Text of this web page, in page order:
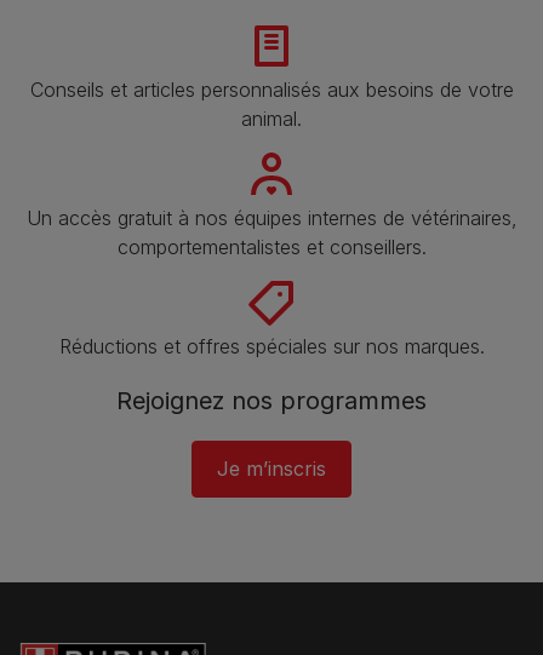
Conseils et articles personnalisés aux besoins de votre
animal​.
Un accès gratuit à nos équipes internes de vétérinaires,
comportementalistes et conseillers.
Réductions et offres spéciales sur nos marques​.
Rejoignez nos programmes
Je m’inscris